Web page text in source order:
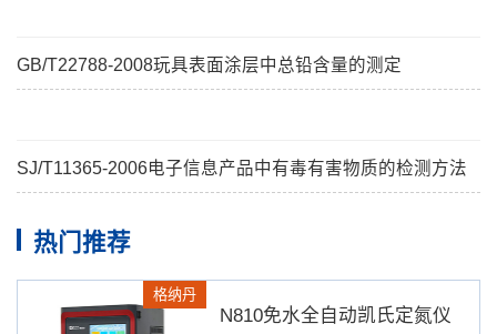
GB/T22788-2008玩具表面涂层中总铅含量的测定
SJ/T11365-2006电子信息产品中有毒有害物质的检测方法
热门推荐
格纳丹
N810免水全自动凯氏定氮仪